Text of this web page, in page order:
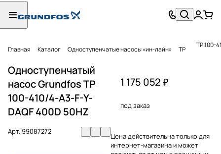
Главная Каталог Одноступенчатые насосы «ин-лайн» TP TP 100-
Одноступенчатый
насос Grundfos TP
100-410/4-A3-F-Y-
DAQF 400D 50HZ
Арт.99087272
1 175 052 ₽
под заказ
Цена действительна только для
интернет-магазина и может